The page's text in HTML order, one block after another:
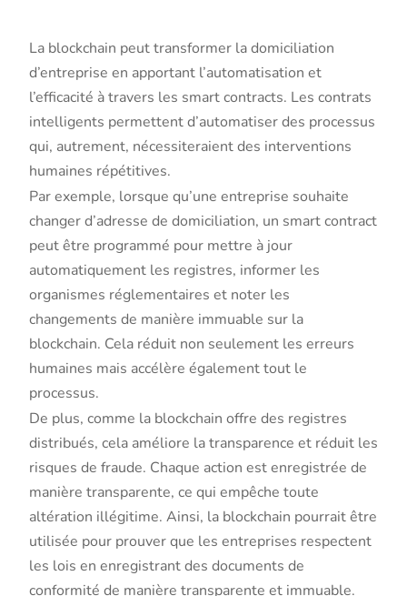
La blockchain peut transformer la domiciliation
d’entreprise en apportant l’automatisation et
l’efficacité à travers les smart contracts. Les contrats
intelligents permettent d’automatiser des processus
qui, autrement, nécessiteraient des interventions
humaines répétitives.
Par exemple, lorsque qu’une entreprise souhaite
changer d’adresse de domiciliation, un smart contract
peut être programmé pour mettre à jour
automatiquement les registres, informer les
organismes réglementaires et noter les
changements de manière immuable sur la
blockchain. Cela réduit non seulement les erreurs
humaines mais accélère également tout le
processus.
De plus, comme la blockchain offre des registres
distribués, cela améliore la transparence et réduit les
risques de fraude. Chaque action est enregistrée de
manière transparente, ce qui empêche toute
altération illégitime. Ainsi, la blockchain pourrait être
utilisée pour prouver que les entreprises respectent
les lois en enregistrant des documents de
conformité de manière transparente et immuable.